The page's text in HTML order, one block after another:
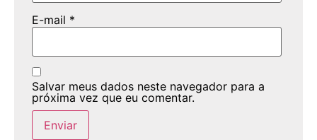
E-mail *
Salvar meus dados neste navegador para a
próxima vez que eu comentar.